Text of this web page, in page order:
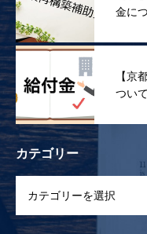
金に
【京
ついて
カテゴリー